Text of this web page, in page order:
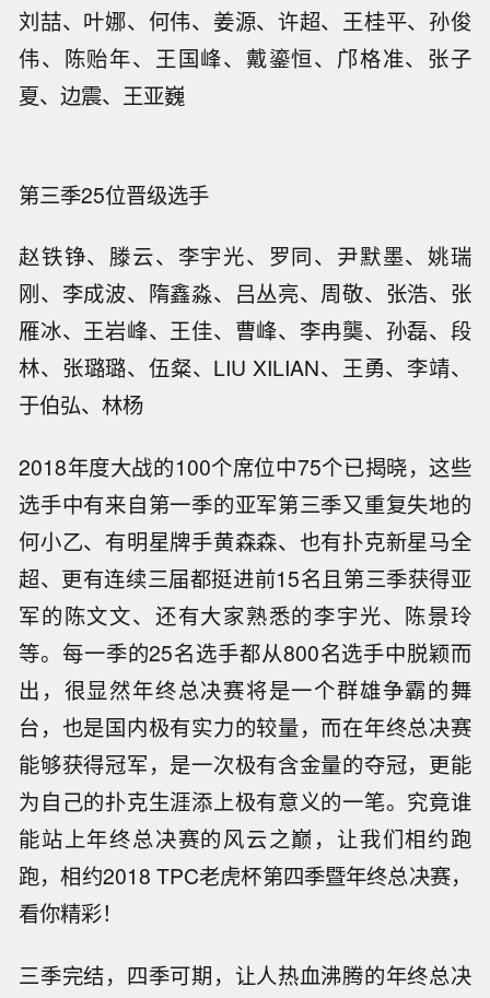
刘喆、叶娜、何伟、姜源、许超、王桂平、孙俊
伟、陈贻年、王国峰、戴鎏恒、邝格准、张子
夏、边震、王亚巍
第三季25位晋级选手
赵铁铮、滕云、李宇光、罗同、尹默墨、姚瑞
刚、李成波、隋鑫淼、吕丛亮、周敬、张浩、张
雁冰、王岩峰、王佳、曹峰、李冉龑、孙磊、段
林、张璐璐、伍粲、LIU XILIAN、王勇、李靖、
于伯弘、林杨
2018年度大战的100个席位中75个已揭晓，这些
选手中有来自第一季的亚军第三季又重复失地的
何小乙、有明星牌手黄森森、也有扑克新星马全
超、更有连续三届都挺进前15名且第三季获得亚
军的陈文文、还有大家熟悉的李宇光、陈景玲
等。每一季的25名选手都从800名选手中脱颖而
出，很显然年终总决赛将是一个群雄争霸的舞
台，也是国内极有实力的较量，而在年终总决赛
能够获得冠军，是一次极有含金量的夺冠，更能
为自己的扑克生涯添上极有意义的一笔。究竟谁
能站上年终总决赛的风云之巅，让我们相约跑
跑，相约2018 TPC老虎杯第四季暨年终总决赛，
看你精彩！
三季完结，四季可期，让人热血沸腾的年终总决